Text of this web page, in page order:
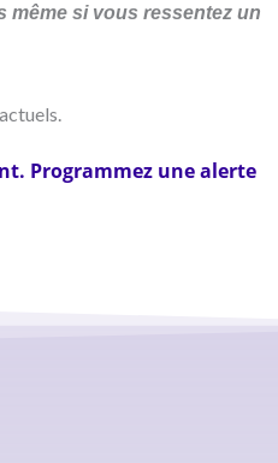
même si vous ressentez un
Programmez une alerte